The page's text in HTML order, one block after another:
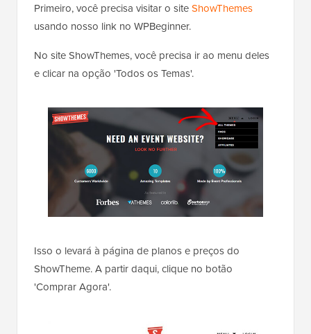
Primeiro, você precisa visitar o siteShowThemes
usando nosso link no WPBeginner.
No site ShowThemes, você precisa ir ao menu deles
e clicar na opção 'Todos os Temas'.
Isso o levará à página de planos e preços do
ShowTheme. A partir daqui, clique no botão
'Comprar Agora'.